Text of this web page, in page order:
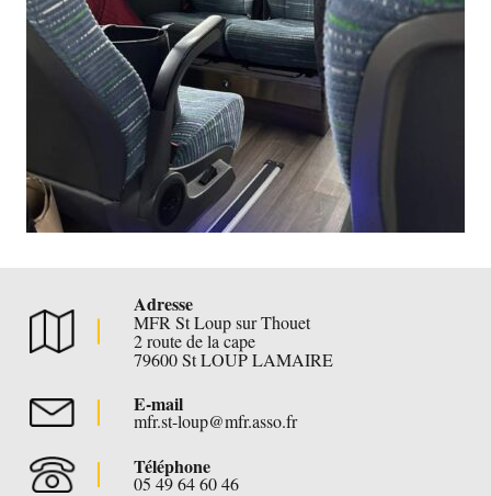
Adresse
MFR St Loup sur Thouet
2 route de la cape
79600 St LOUP LAMAIRE
E-mail
mfr.st-loup@mfr.asso.fr
Téléphone
05 49 64 60 46